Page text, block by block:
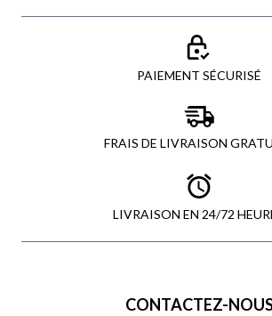
PAIEMENT SÉCURISÉ
FRAIS DE LIVRAISON
LIVRAISON EN 24/72
CONTACTEZ-